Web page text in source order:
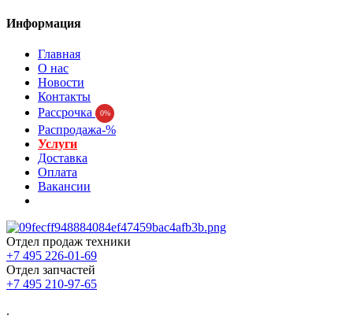
Информация
Главная
О нас
Новости
Контакты
Рассрочка
0%
Распродажа-%
Услуги
Доставка
Оплата
Вакансии
Отдел продаж техники
+7 495 226-01-69
Отдел запчастей
+7 495 210-97-65
.